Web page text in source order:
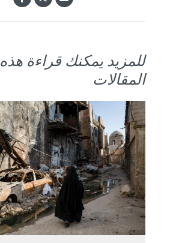
للمزيد يمكنك قراءة هذه
المقالات